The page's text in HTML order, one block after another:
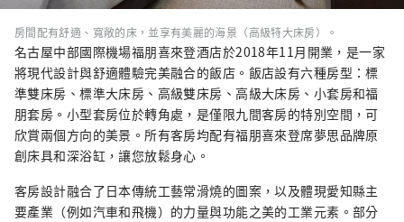
房間配有舒適、寬敞的床，並享有美麗的海景（高級特大床房）。
名古屋中部國際機場福朋喜來登酒店於2018年11月開業，是一家
將現代設計與舒適體驗完美融合的飯店。飯店設有六種房型：標
準雙床房、標準大床房、高級雙床房、高級大床房、小套房和福
朋套房。小型套房位於轉角處，是僅限九間客房的特別空間，可
欣賞兩個方向的美景。所有客房均配有福朋喜來登席夢思品牌原
創床具和深浴缸，讓您放鬆身心。
客房設計融合了日本傳統工藝常滑燒的圖案，以及體現愛知縣主
要產業（例如汽車和飛機）的力量與功能之美的工業元素。部分